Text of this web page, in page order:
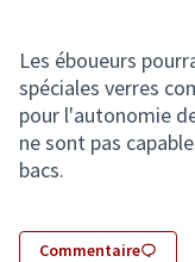
Les éboueurs
spéciales verres
pour l'autonomie
ne sont pas
bacs.
Commentaire